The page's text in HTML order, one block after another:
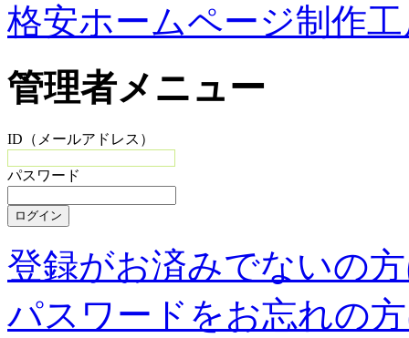
格安ホームページ制作
管理者メニュー
ID（メールアドレス）
パスワード
登録がお済みでないの
パスワードをお忘れの